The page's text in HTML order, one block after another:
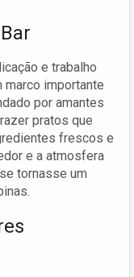
e trabalho
marco importante
por amantes
pratos que
frescos e
e a atmosfera
tornasse um